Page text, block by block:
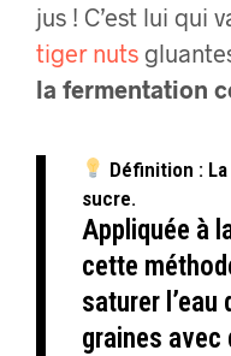
jus ! C’est lui qui
tiger nuts
la fermentation
Définition :
sucre.
Appliquée à
cette
saturer l’eau
graines avec